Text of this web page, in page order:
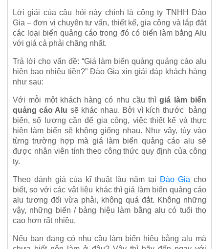
Lời giải của câu hỏi này chính là công ty TNHH Đào
Gia – đơn vị chuyên tư vấn, thiết kế, gia công và lắp đặt
các loại biển quảng cáo trong đó có biển làm bằng Alu
với giá cả phải chăng nhất.
Trả lời cho vấn đề: “Giá làm biển quảng quảng cáo alu
hiện bao nhiêu tiền?” Đào Gia xin giải đáp khách hàng
như sau:
Với mỗi một khách hàng có nhu cầu thìgiá làm biển
quảng cáo Alu sẽ khác nhau. Bởi vì kích thước bảng
biển, số lượng cần để gia công, việc thiết kế và thực
hiện làm biển sẽ không giống nhau. Như vậy, tùy vào
từng trường hợp mà giá làm biển quảng cáo alu sẽ
được nhân viên tính theo công thức quy định của công
ty.
Theo đánh giá của kĩ thuật lâu năm tại Đào Gia cho
biết, so với các vật liệu khác thì giá làm biển quảng cáo
alu tương đối vừa phải, không quá đắt. Không những
vậy, những biển / bảng hiệu làm bằng alu có tuổi thọ
cao hơn rất nhiều.
Nếu bạn đang có nhu cầu làm biển hiệu bằng alu mà